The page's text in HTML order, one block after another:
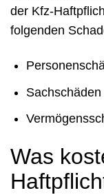
der Kfz-
folgenden
Sachschäden
Was